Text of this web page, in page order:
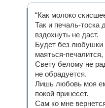
“Как молоко
Так и печаль-тоска
вздохнуть не даст.
Будет без
маяться-печалится,
Свету белому не
не обрадуется.
Лишь любовь моя
покой принесет.
Сам ко мне